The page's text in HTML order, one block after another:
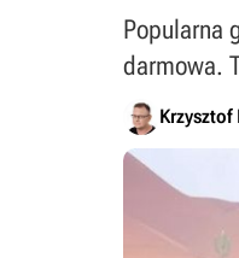
Popularna
darmowa.
Krzysztof